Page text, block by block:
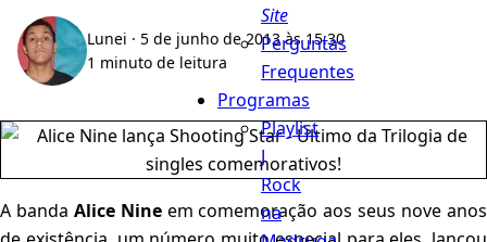
Site
Perguntas
Frequentes
Programas
Playlist
J
Rock
na
Lunei · 5 de junho de 2013 às 15:30
1 minuto de leitura
A banda Alice Nineem comemoração aos seus nove anos